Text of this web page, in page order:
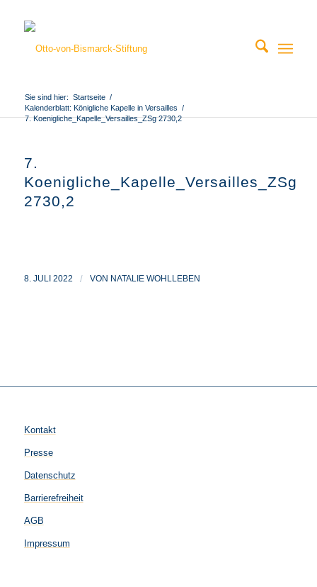
Sie sind hier: Startseite /
Kalenderblatt: Königliche Kapelle in Versailles /
7. Koenigliche_Kapelle_Versailles_ZSg 2730,2
7.
Koenigliche_Kapelle_Versailles_ZSg
2730,2
8. JULI 2022 / VON NATALIE WOHLLEBEN
Kontakt
Presse
Datenschutz
Barrierefreiheit
AGB
Impressum